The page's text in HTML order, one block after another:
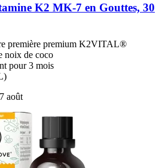
K2 MK-​7 en Gouttes, 30
première premium K2VITAL®
noix de coco
pour 3 mois
août